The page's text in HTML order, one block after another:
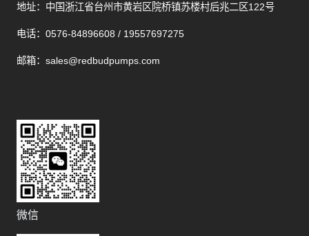
地址：中国浙江省台州市黄岩区院桥镇苏楼村后兆二区122号
电话：0576-84896608 / 19557697275
邮箱：sales@redbudpumps.com
微信